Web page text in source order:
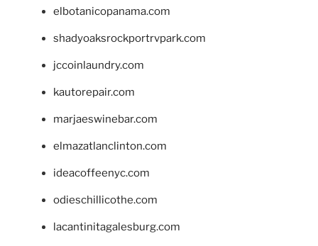
elbotanicopanama.com
shadyoaksrockportrvpark.com
jccoinlaundry.com
kautorepair.com
marjaeswinebar.com
elmazatlanclinton.com
ideacoffeenyc.com
odieschillicothe.com
lacantinitagalesburg.com